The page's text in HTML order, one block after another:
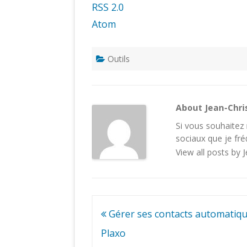
RSS 2.0
Atom
Outils
About Jean-
Si vous
sociaux que je
View all posts by
Navigation
de
Gérer ses contacts
Plaxo